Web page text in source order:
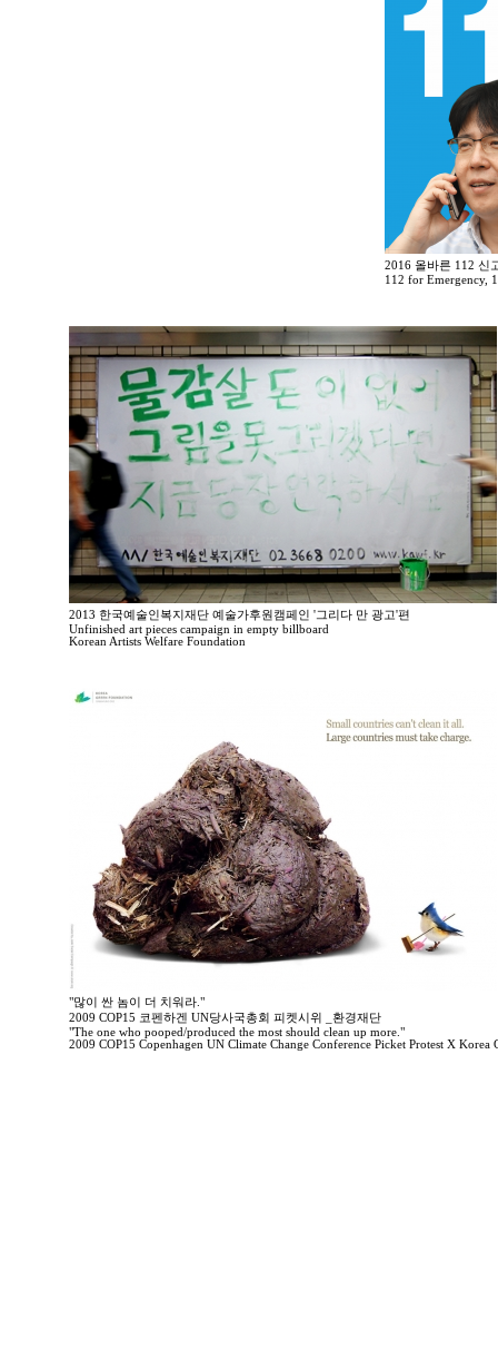
2016 올바른 112 신
112 for Emergency,
2013 한국예술인복지재단 예술가후원캠페인 '그리다 만 광고'편
Unfinished art pieces campaign in empty billboard
Korean Artists Welfare Foundation
"많이 싼 놈이 더 치워라."
2009 COP15 코펜하겐 UN당사국총회 피켓시위 _환경재단
"The one who pooped/produced the most should clean up more."
2009 COP15 Copenhagen UN Climate Change Conference Picket Protest X Korea